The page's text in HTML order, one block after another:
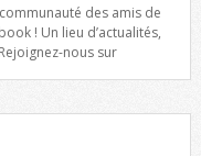
des amis de
! Un lieu d’actualités,
nous sur